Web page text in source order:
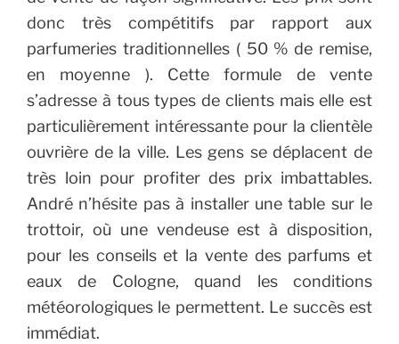
donc très compétitifs par rapport aux
parfumeries traditionnelles ( 50 % de remise,
en moyenne ). Cette formule de vente
s’adresse à tous types de clients mais elle est
particulièrement intéressante pour la clientèle
ouvrière de la ville. Les gens se déplacent de
très loin pour profiter des prix imbattables.
André n’hésite pas à installer une table sur le
trottoir, où une vendeuse est à disposition,
pour les conseils et la vente des parfums et
eaux de Cologne, quand les conditions
météorologiques le permettent. Le succès est
immédiat.